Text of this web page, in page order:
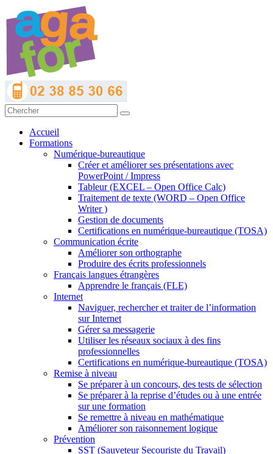
Accueil
Formations
Numérique-bureautique
Créer et améliorer ses présentations avec
PowerPoint / Impress
Tableur (EXCEL – Open Office Calc)
Traitement de texte (WORD – Open Office
Writer )
Gestion de documents
Certifications en numérique-bureautique (TOSA)
Communication écrite
Améliorer son orthographe
Produire des écrits professionnels
Français langues étrangères
Apprendre le français (FLE)
Internet
Naviguer, rechercher et traiter de l’information
sur Internet
Gérer sa messagerie
Utiliser les réseaux sociaux à des fins
professionnelles
Certifications en numérique-bureautique (TOSA)
Remise à niveau
Se préparer à un concours, des tests de sélection
Se préparer à la reprise d’études ou à une entrée
sur une formation
Se remettre à niveau en mathématique
Améliorer son raisonnement logique
Prévention
SST (Sauveteur Secouriste du Travail)